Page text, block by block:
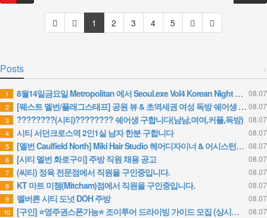
1 2 3 4 5
+
Posts
08.07
1 8월14일금요일 Metropolitan 에서 Seoul.exe Vol4 Korean Night 을 합니다.
08.07
2 [웨스트 멜번/플래그스태프] 공원 뷰 & 초역세권 여성 독방 쉐어생 구합니다
08.07
3 ????????(시티)???????? 쉐어생 구합니다(남남,여여,커플,독방)
08.07
4 시티 서던크로스역 2인1실 남자 한분 구합니다
08.07
5 [멜번 Caulfield North] Miki Hair Studio 헤어디자이너 & 어시스턴트 채용 (FT/PT)
08.07
6 [시티 멜번 화로구이] 주방 직원 채용 공고
08.07
7 (씨티) 정육 전문점에서 직원을 구인중입니다.
08.07
8 KT 마트 미챔(Mitcham)점에서 직원을 구인중입니다.
08.07
9 멜버른 시티 도넛 DOH 주방
08.07
10 [구인] ⭐영주권스폰가능⭐ 조이투어 드라이빙 가이드 모집 (상시채용)